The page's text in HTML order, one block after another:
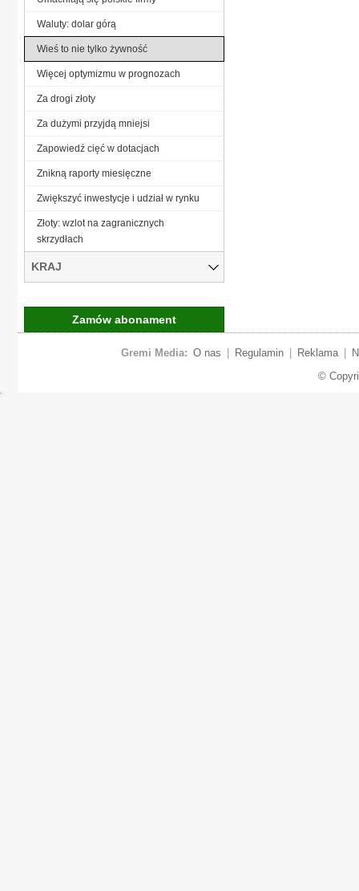
Waluty: dolar górą
Wieś to nie tylko żywność
Więcej optymizmu w prognozach
Za drogi złoty
Za dużymi przyjdą mniejsi
Zapowiedź cięć w dotacjach
Znikną raporty miesięczne
Zwiększyć inwestycje i udział w rynku
Złoty: wzlot na zagranicznych
skrzydłach
KRAJ
Zamów abonament
Gremi Media: O nas Regulamin Reklama
©